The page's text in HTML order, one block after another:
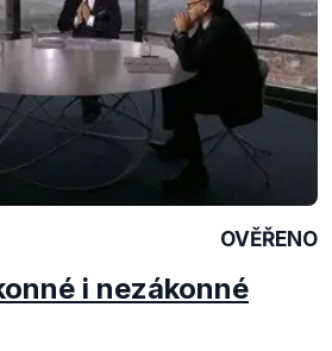
OVĚŘENO
i nezákonné